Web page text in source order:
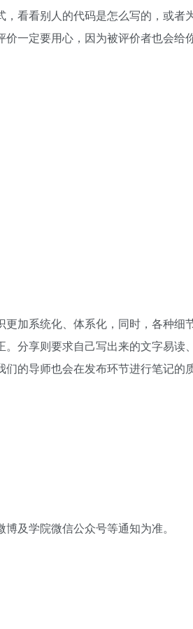
看看别人的代码是怎么写的，或者
一定要用心，因为被评价者也会给
加系统化、体系化，同时，各种细
分享则要求自己写出来的文字易读
的导师也会在发布环节进行笔记的
及学院微信公众号等通知为准。